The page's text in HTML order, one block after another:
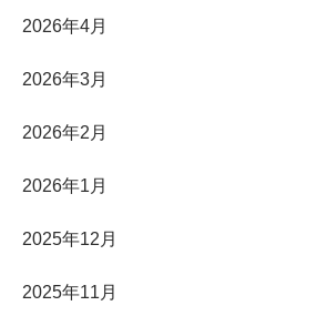
2026年4月
2026年3月
2026年2月
2026年1月
2025年12月
2025年11月